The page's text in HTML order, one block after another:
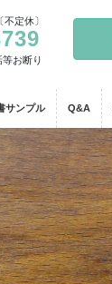
定休〕
お断り
サンプル Q&A